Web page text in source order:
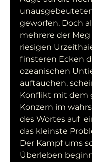
geworfen. Doch
mehrere der
riesigen
finsteren Ecken
ozeanischen
auftauchen,
Konflikt mit dem
Konzern im
des Wortes auf
das kleinste
Der Kampf ums
Überleben